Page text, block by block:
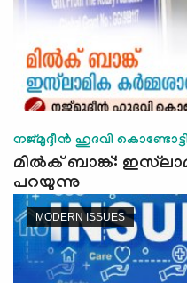
നജ്മുദ്ദീന്‍ ഹുദവി
മില്‍ക് ബാങ്ക്:
പറയുന്നു
MODERN ISSUES